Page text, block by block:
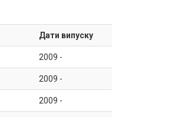
Дати випуску
2009 -
2009 -
2009 -